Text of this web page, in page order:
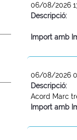
06/08/2026
Descripció:
Import amb
06/08/2026
Descripció:
Acord Marc
Import amb